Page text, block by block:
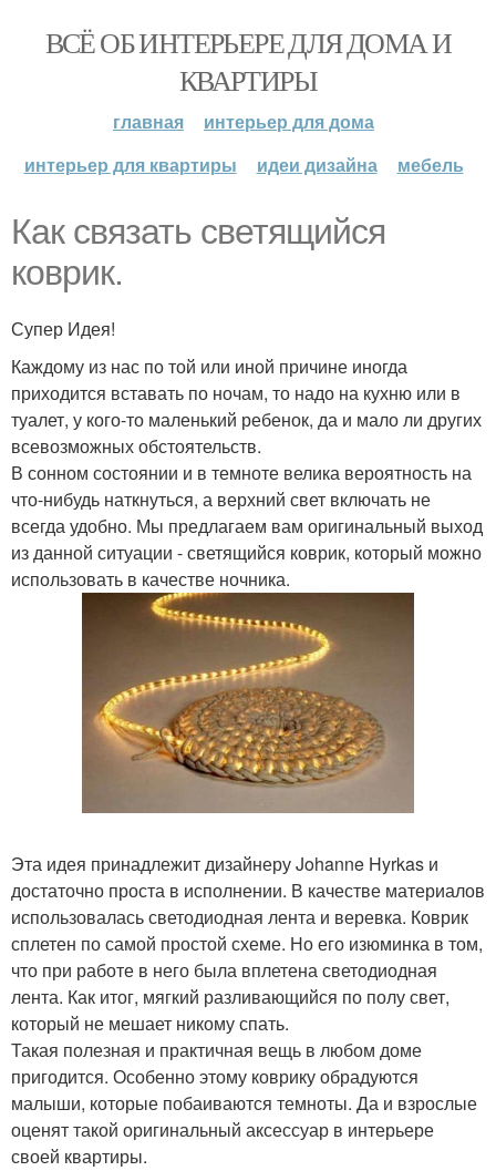
ВСЁ ОБ ИНТЕРЬЕРЕ ДЛЯ ДОМА И
КВАРТИРЫ
главная
интерьер для дома
интерьер для квартиры
идеи дизайна мебель
Как связать светящийся
коврик.
Супер Идея!
Каждому из нас по той или иной причине иногда
приходится вставать по ночам, то надо на кухню или в
туалет, у кого-то маленький ребенок, да и мало ли других
всевозможных обстоятельств.
В сонном состоянии и в темноте велика вероятность на
что-нибудь наткнуться, а верхний свет включать не
всегда удобно. Мы предлагаем вам оригинальный выход
из данной ситуации - светящийся коврик, который можно
использовать в качестве ночника.
Эта идея принадлежит дизайнеру Johanne Hyrkas и
достаточно проста в исполнении. В качестве материалов
использовалась светодиодная лента и веревка. Коврик
сплетен по самой простой схеме. Но его изюминка в том,
что при работе в него была вплетена светодиодная
лента. Как итог, мягкий разливающийся по полу свет,
который не мешает никому спать.
Такая полезная и практичная вещь в любом доме
пригодится. Особенно этому коврику обрадуются
малыши, которые побаиваются темноты. Да и взрослые
оценят такой оригинальный аксессуар в интерьере
своей квартиры.